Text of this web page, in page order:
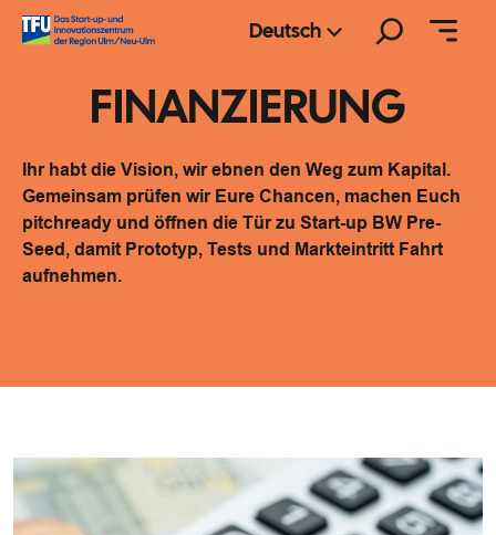
Zum
Inhalt
Deutsch
FINANZIERUNG
Ihr habt die Vision, wir ebnen den Weg zum Kapital.
Gemeinsam prüfen wir Eure Chancen, machen Euch
pitchready und öffnen die Tür zu Start-up BW Pre-
Seed, damit Prototyp, Tests und Markteintritt Fahrt
aufnehmen.